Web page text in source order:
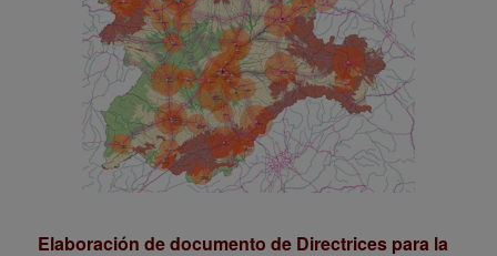
Elaboración de documento de Directrices para la